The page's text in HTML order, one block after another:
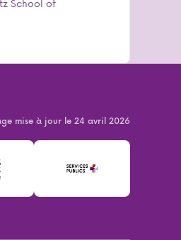
School of
mise à jour le 24 avril 2026